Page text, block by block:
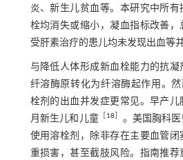
炎、新生儿贫血等。本研究中所
栓均消失或缩小，凝血指标改善
受肝素治疗的患儿均未发现出血等并
与降低人体形成新血栓能力的抗
纤溶酶原转化为纤溶酶起作用。
栓剂的出血并发症更常见。早产儿
月新生儿和儿童［ 18
。美国胸科
使用溶栓剂，除非存在主要血管闭
重损害，甚至截肢风险。指南推荐